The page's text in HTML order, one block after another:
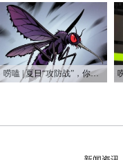
唠嗑 | 夏日“攻防战”，你还在没效率地“啪啪啪”吗？